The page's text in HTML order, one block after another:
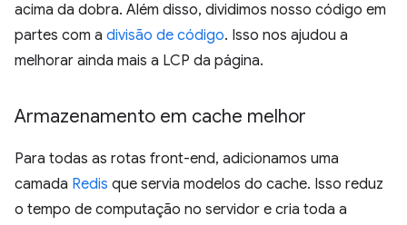
acima da dobra. Além disso, dividimos nosso código em
partes com a divisão de código. Isso nos ajudou a
melhorar ainda mais a LCP da página.
Armazenamento em cache melhor
Para todas as rotas front-end, adicionamos uma
camada Redis que servia modelos do cache. Isso reduz
o tempo de computação no servidor e cria toda a